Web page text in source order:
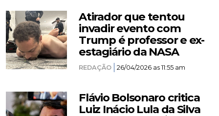
Atirador que tentou
invadir evento com
Trump é professor e ex-
estagiário da NASA
REDAÇÃO 26/04/2026 as 11:55 am
Flávio Bolsonaro critica
Luiz Inácio Lula da Silva